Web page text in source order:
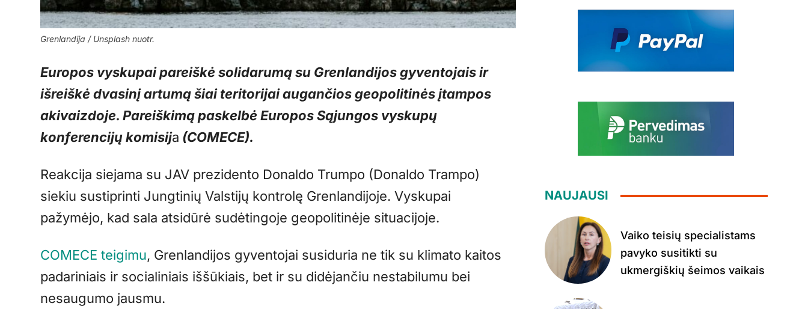
Grenlandija / Unsplash nuotr.
Europos vyskupai pareiškė solidarumą su Grenlandijos gyventojais ir
išreiškė dvasinį artumą šiai teritorijai augančios geopolitinės įtampos
akivaizdoje. Pareiškimą paskelbėEuropos Sąjungos vyskupų
konferencijų komisija (COMECE).
Reakcija siejama su JAV prezidento Donaldo Trumpo (Donaldo Trampo)
siekiu sustiprinti Jungtinių Valstijų kontrolę Grenlandijoje. Vyskupai
pažymėjo, kad sala atsidūrė sudėtingoje geopolitinėje situacijoje.
COMECE teigimu, Grenlandijos gyventojai susiduria ne tik su klimato kaitos
padariniais ir socialiniais iššūkiais, bet ir su didėjančiu nestabilumu bei
nesaugumo jausmu.
NAUJAUSI
Vaiko teisių specialistams
pavyko susitikti su
ukmergiškių šeimos vaikais